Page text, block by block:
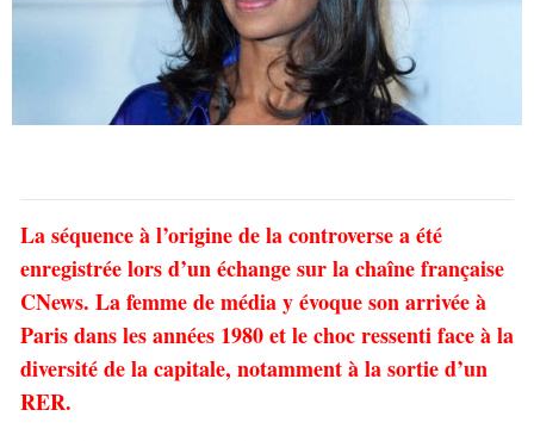
La séquence à l’origine de la controverse a été
enregistrée lors d’un échange sur la chaîne française
CNews. La femme de média y évoque son arrivée à
Paris dans les années 1980 et le choc ressenti face à la
diversité de la capitale, notamment à la sortie d’un
RER.